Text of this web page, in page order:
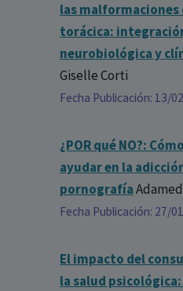
las malformaciones
torácica:
neurobiológica y
Giselle Corti
Fecha Publicación: 13/
¿POR qué NO?:
ayudar en la
pornografía
Fecha Publicación: 27/
El impacto del
la salud